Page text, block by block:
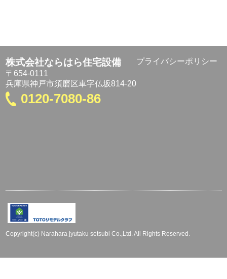
株式会社ならはら住宅設備
〒654-0111
兵庫県神戸市須磨区車字仏坂814-20
0120-7080-86
プライバシーポリシー
Copyright(c) Narahara jyutaku setsubi Co.,Ltd. All Rights Reserved.